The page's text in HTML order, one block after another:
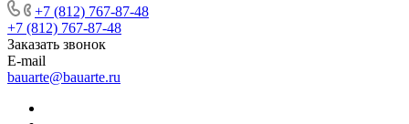
+7 (812) 767-87-48
+7 (812) 767-87-48
Заказать звонок
E-mail
bauarte@bauarte.ru